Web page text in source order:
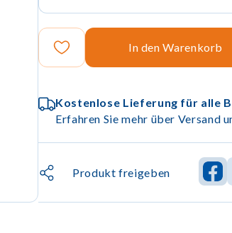
In den Warenkorb
Kostenlose Lieferung für alle
Erfahren Sie mehr über Versand
Produkt freigeben